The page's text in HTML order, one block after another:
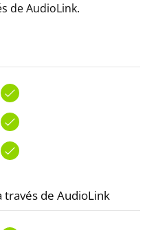
de AudioLink.
través de AudioLink